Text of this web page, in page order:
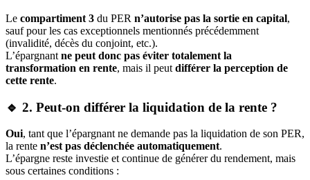
Le compartiment 3 du PER n’autorise pas la sortie en capital,
sauf pour les cas exceptionnels mentionnés précédemment
(invalidité, décès du conjoint, etc.).
L’épargnant ne peut donc pas éviter totalement la
transformation en rente, mais il peut différer la perception de
cette rente.
🔹 2. Peut-on différer la liquidation de la rente ?
Oui, tant que l’épargnant ne demande pas la liquidation de son PER,
la rente n’est pas déclenchée automatiquement.
L’épargne reste investie et continue de générer du rendement, mais
sous certaines conditions :